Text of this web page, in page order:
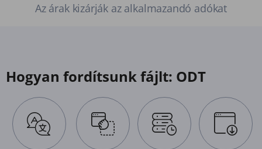
Az árak kizárják az alkalmazandó adókat
Hogyan fordítsunk fájlt: ODT